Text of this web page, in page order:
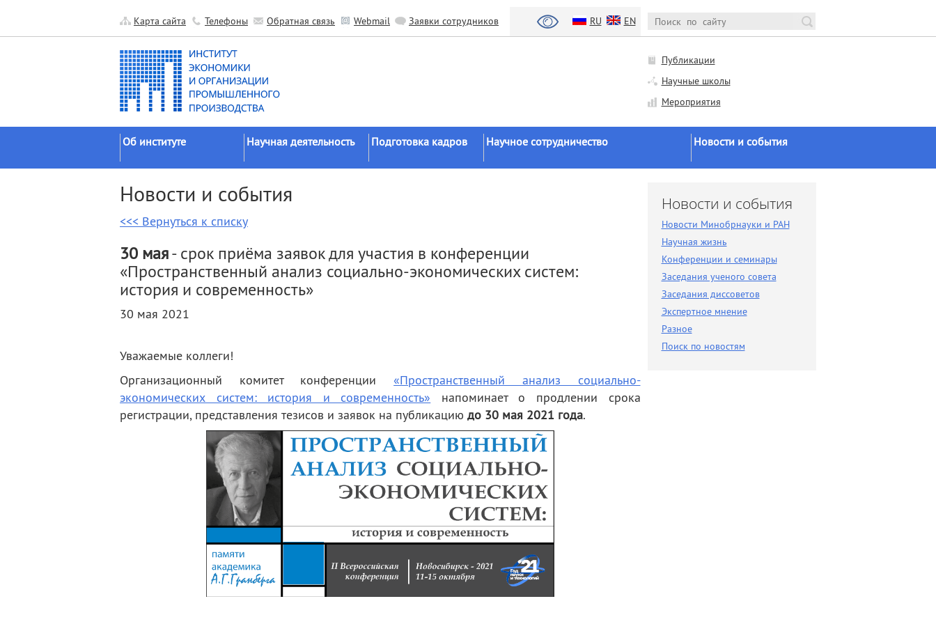
Карта сайта Телефоны Обратная связь Webmail Заявки сотрудников RU EN
Публикации
Научные школы
Мероприятия
Об институте
Официальные документы
История
Научные подразделения
Прочие подразделения
деятельность
Научная деятельность
исследований
Гранты
Научные школы
Экспедиции
Подготовка кадров
советы
Целевое обучение
Научное сотрудничество
Бизнес
Зарубежные организации
Новости и события
Заседания ученого совета
Заседания диссоветов
Экспертное мнение
Разное
Новости и события
<<< Вернуться к списку
30 мая- срок приёма заявок для участия в конференции
«Пространственный анализ социально-экономических систем:
история и современность»
30 мая 2021
Уважаемые коллеги!
Организационный комитет конференции «Пространственный анализ социально-
экономических систем: история и современность» напоминает о продлении срока
регистрации, представления тезисов и заявок на публикацию до 30 мая 2021 года.
Новости и события
Новости Минобрнауки и РАН
Научная жизнь
Конференции и семинары
Заседания ученого совета
Заседания диссоветов
Экспертное мнение
Разное
Поиск по новостям